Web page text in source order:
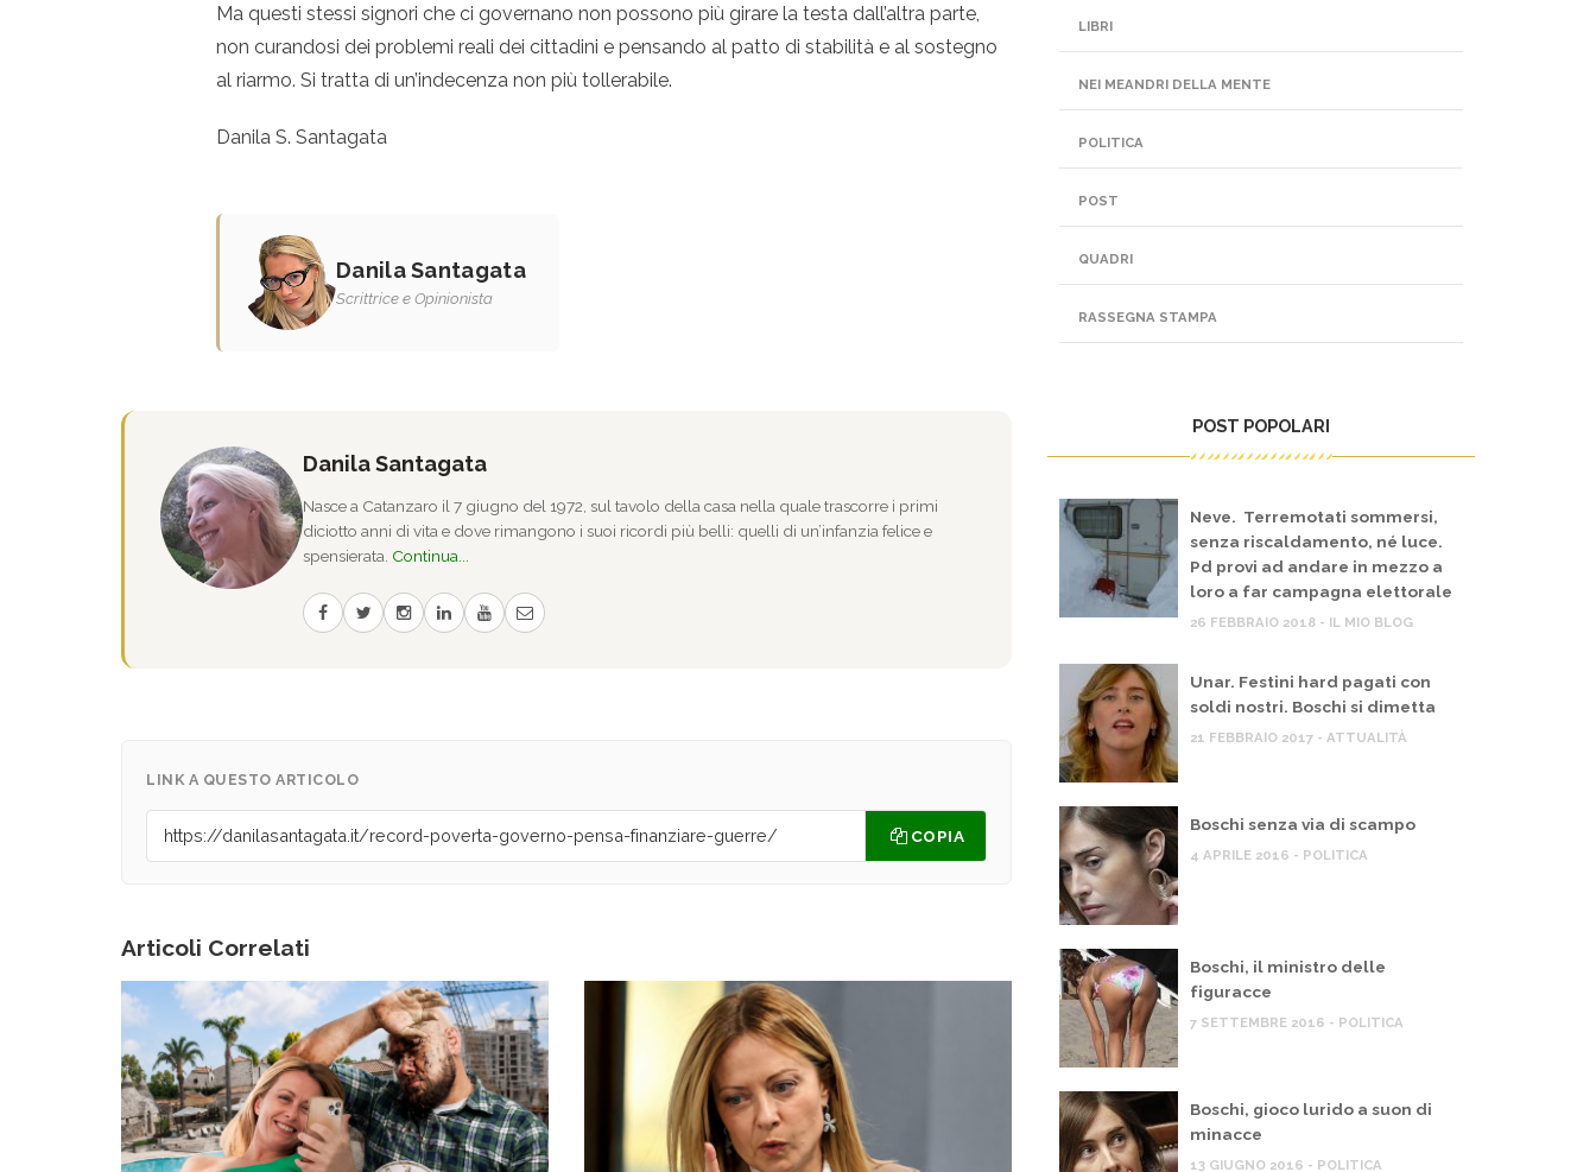
Ma questi stessi signori che ci governano non possono più girare la testa dall’altra parte,
non curandosi dei problemi reali dei cittadini e pensando al patto di stabilità e al sostegno
al riarmo. Si tratta di un’indecenza non più tollerabile.
Danila S. Santagata
Danila Santagata
Scrittrice e Opinionista
Danila Santagata
Nasce a Catanzaro il 7 giugno del 1972, sul tavolo della casa nella quale trascorre i primi
diciotto anni di vita e dove rimangono i suoi ricordi più belli: quelli di un’infanzia felice e
spensierata. Continua...
LINK A QUESTO ARTICOLO
COPIA
Articoli Correlati
LIBRI
NEI MEANDRI DELLA MENTE
POLITICA
POST
QUADRI
RASSEGNA STAMPA
POST POPOLARI
Neve. Terremotati sommersi,
senza riscaldamento, né luce.
Pd provi ad andare in mezzo a
loro a far campagna elettorale
26 FEBBRAIO 2018 - IL MIO BLOG
Unar. Festini hard pagati con
soldi nostri. Boschi si dimetta
21 FEBBRAIO 2017 - ATTUALITÀ
Boschi senza via di scampo
4 APRILE 2016 - POLITICA
Boschi, il ministro delle
figuracce
7 SETTEMBRE 2016 - POLITICA
Boschi, gioco lurido a suon di
minacce
13 GIUGNO 2016 - POLITICA